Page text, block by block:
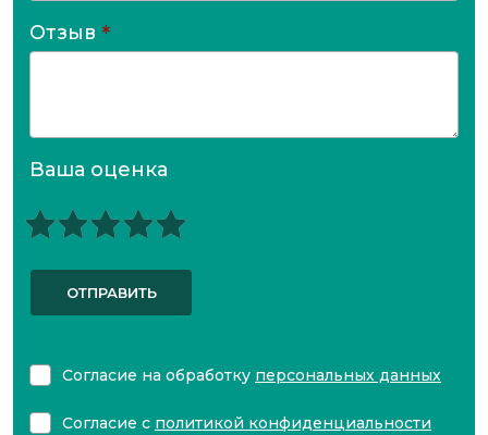
Отзыв *
Ваша оценка
ОТПРАВИТЬ
Согласие на обработку персональных данных
Согласие с политикой конфиденциальности